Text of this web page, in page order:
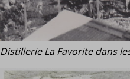
Distillerie La Favorite dans